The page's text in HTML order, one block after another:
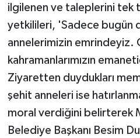
ilgilenen ve taleplerini tek
yetkilileri, 'Sadece bugün
annelerimizin emrindeyiz.
kahramanlarımızın
Ziyaretten duydukları
şehit anneleri ise
moral verdiğini belirterek
Belediye Başkanı Besim